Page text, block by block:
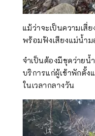
แม้ว่าจะเป็นความเสี่
พร้อมฟังเสียงแม่น้ำ
จำเป็นต้องมีชุดว่ายน้
บริการแก่ผู้เข้าพักตั้ง
ในเวลากลางวัน